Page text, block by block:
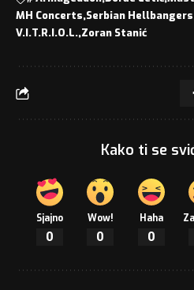
MH Concerts Serbian Hellbangers
V.I.T.R.I.O.L. Zoran Stanić
Kako ti se
Sjajno
0
Wow!
0
Haha
0